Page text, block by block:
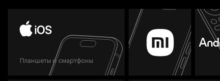
Планшеты и смартфоны